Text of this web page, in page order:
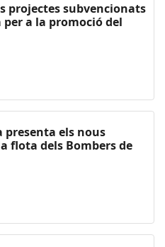
projectes subvencionats
per a la promoció del
presenta els nous
flota dels Bombers de